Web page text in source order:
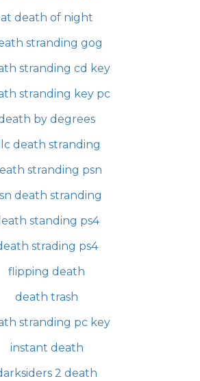
at death of night
stranding gog
stranding cd key
stranding key pc
by degrees
death stranding
stranding psn
death stranding
standing ps4
strading ps4
flipping death
death trash
stranding pc key
instant death
2 death